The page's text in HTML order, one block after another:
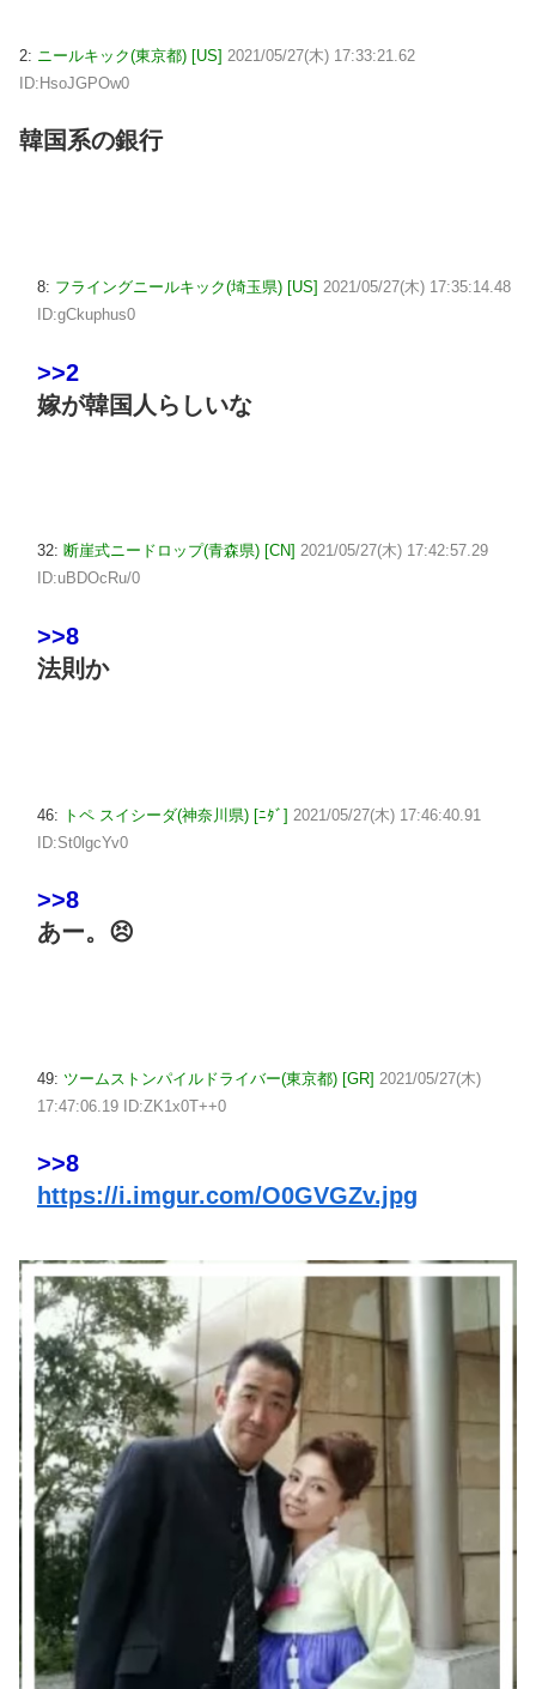
2: ニールキック(東京都) [US] 2021/05/27(木) 17:33:21.62
ID:HsoJGPOw0
韓国系の銀行
8: フライングニールキック(埼玉県) [US] 2021/05/27(木) 17:35:14.48
ID:gCkuphus0
>>2
嫁が韓国人らしいな
32: 断崖式ニードロップ(青森県) [CN] 2021/05/27(木) 17:42:57.29
ID:uBDOcRu/0
>>8
法則か
46: トペ スイシーダ(神奈川県) [ﾆﾀﾞ] 2021/05/27(木) 17:46:40.91
ID:St0lgcYv0
>>8
あー。😣
49: ツームストンパイルドライバー(東京都) [GR] 2021/05/27(木)
17:47:06.19 ID:ZK1x0T++0
>>8
https://i.imgur.com/O0GVGZv.jpg